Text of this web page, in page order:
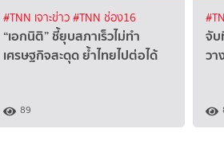
#TNN เจาะข่าว#TNN ช่อง16
“เอกนิติ” ชี้ยุบสภาเร็วไม่ทำ
เศรษฐกิจสะดุด ย้ำไทยไปต่อได้
89
จั
ว